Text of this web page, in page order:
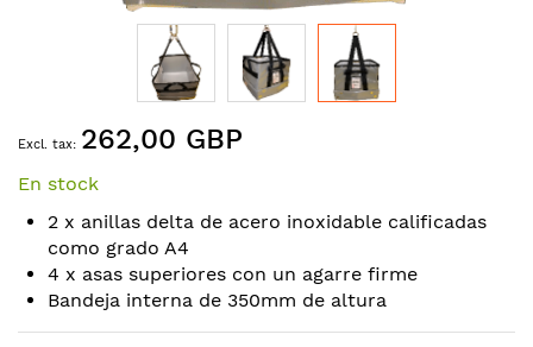
to
beginning
of
images
gallery
262,00 GBP
En stock
2 x anillas delta de acero inoxidable calificadas
como grado A4
4 x asas superiores con un agarre firme
Bandeja interna de 350mm de altura